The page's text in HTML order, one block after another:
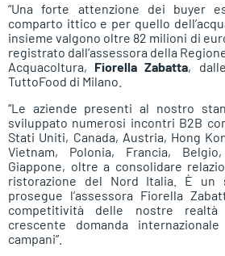
“Una forte attenzione dei buyer
comparto ittico e per quello
insieme valgono oltre 82 milioni di
registrato dall’assessora della
Acquacoltura, Fiorella Zabatta,
TuttoFood di Milano.
“Le aziende presenti al nostro
sviluppato numerosi incontri B2B
Stati Uniti, Canada, Austria, Hong
Vietnam, Polonia, Francia,
Giappone, oltre a consolidare
ristorazione del Nord Italia. È un
prosegue l’assessora Fiorella
competitività delle nostre
crescente domanda
campani”.